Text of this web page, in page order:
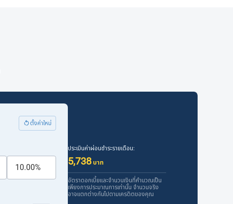
ตั้งค่าใหม่
ประเมินค่าผ่อนชำระรายเดือน:
5,738 บาท
อัตราดอกเบี้ยและจำนวนเงินที่คำนวณเป็น
เพียงการประมาณการเท่านั้น จำนวนจริง
อาจแตกต่างกันไปตามเครดิตของคุณ